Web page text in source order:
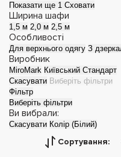
Показати ще 1 Сховати
Ширина шафи
1,5 м 2,0 м 2,5 м
Особливості
Для верхнього одягу З
Виробник
MiroMark Київський Стандарт
Скасувати Виберіть фільтри
Фільтр
Виберіть фільтри
Ви вибрали:
Скасувати Колір (Білий)
Сортування: